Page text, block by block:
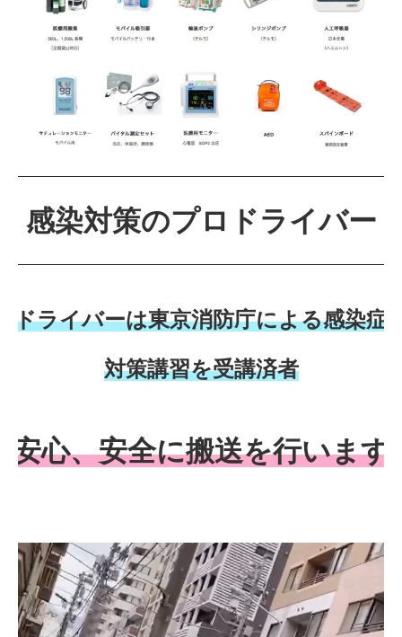
感染対策のプロドライバー
ドライバーは東京消防庁による感染症
対策講習を受講済者
安心、安全に搬送を行います